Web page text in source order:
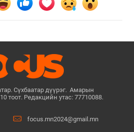
Сүхбаатар дүүрэг. Амарын
тоот. Редакцийн утас: 77710088.
focus.mn2024@gmail.mn